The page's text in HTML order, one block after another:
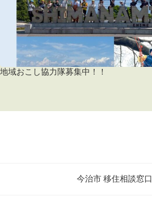
地域おこし協力隊募集中！！
今治市 移住相談窓口